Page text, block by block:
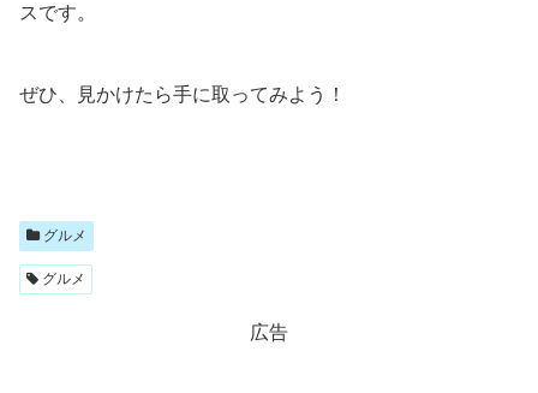
スです。
ぜひ、見かけたら手に取ってみよう！
グルメ
グルメ
広告